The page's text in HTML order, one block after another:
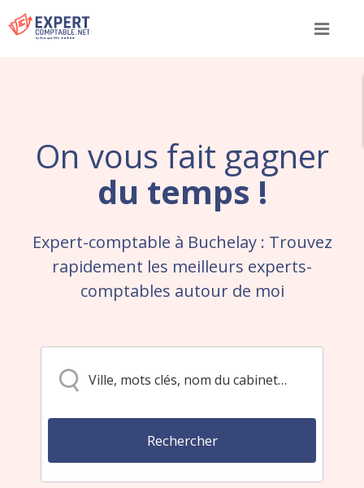
Menu
On vous fait gagner
du temps !
Expert-comptable à Buchelay : Trouvez
rapidement les meilleurs experts-
comptables autour de moi